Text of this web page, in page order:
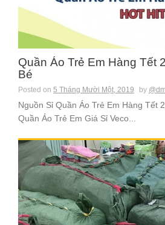
Quần Áo Trẻ Em Hàng Tết
Bé
Posted on 5 Tháng Mười Một, 2019 by
Nguồn Sỉ Quần Áo Trẻ Em Hàng Tết
Quần Áo Trẻ Em Giá Sỉ Veco...